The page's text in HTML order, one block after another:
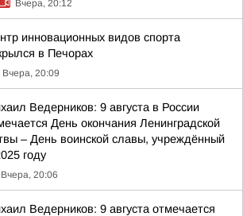
Вчера, 20:12
инновационных видов спорта
в Печорах
Вчера, 20:09
Ведерников: 9 августа в России
День окончания Ленинградской
– День воинской славы, учреждённый
году
Вчера, 20:06
Ведерников: 9 августа отмечается